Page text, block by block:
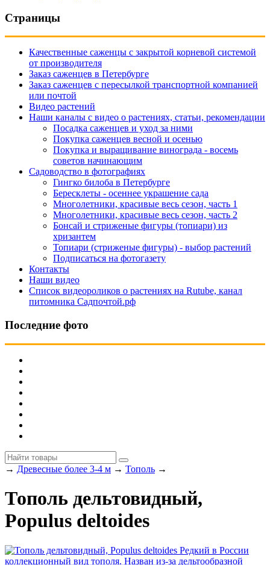
Страницы
Качественные саженцы с закрытой корневой системой
от производителя
Заказ саженцев в Петербурге
Заказ саженцев с пересылкой транспортной компанией
или почтой
Видео растений
Наши каналы с видео о растениях, статьи, рекомендации
Посадка саженцев и уход за ними
Покупка саженцев весной и осенью
Покупка и выращивание винограда - восемь
советов начинающим
Садоводство в фотографиях
Гингко билоба в Петербурге
Бересклеты - осеннее украшение сада
Многолетники, красивые весь сезон, часть 1
Многолетники, красивые весь сезон, часть 2
Бонсай и стриженые фигуры (топиари) из
хризантем
Топиари (стриженые фигуры) - выбор растений
Подписаться на фотогазету
Контакты
Наши видео
Список видеороликов о растениях на Rutube, канал
питомника Садпочтой.рф
Последние фото
→ Древесные более 3-4 м → Тополь →
Тополь дельтовидный,
Populus deltoides